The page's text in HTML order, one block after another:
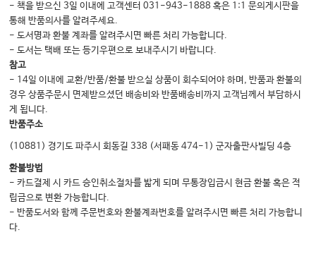
15. 수술 중(혹은 검사 시술) 환자에게 응급 상태가 발생한다면, 밖에서 기다리
던 보호자에게 어떻게 전해야 할까? 266
16. 진료 시，환자에게 설명을 하다가 이야기 핵심을 잃고 환자에게 어떤 질문
을 받았는지 깜빡했다면? 268
17. 강압적인 환자가 의사에게 대들면서 화가 치밀 정도로 건방지게 행동한다
면? 270
18. 의사에게 부담스러운 선물을 건네거나 돈 봉투를 건네면서 환자가 특혜를
20. 피치 못할 사정으로 병원이나 의사와 사이가 나빠진 환자가 인터넷 상에 병
원이나 의사를 비방하는 글을 쓰고 다니고, 병원 게시판을 음해성 글로 도배한다
면? 혹은 법원에 소송을 걸며 질이 안 좋게 나온다면 어떤 식으로 대처해야 할
까? 276
- 책을 받으신 3일 이내에 고객센터 031-943-1888 혹은 1:1 문의게시판을
통해 반품의사를 알려주세요.
- 도서명과 환불 계좌를 알려주시면 빠른 처리 가능합니다.
- 도서는 택배 또는 등기우편으로 보내주시기 바랍니다.
참고
- 14일 이내에 교환/반품/환불 받으실 상품이 회수되어야 하며, 반품과 환불의
경우 상품주문시 면제받으셨던 배송비와 반품배송비까지 고객님께서 부담하시
게 됩니다.
반품주소
(10881) 경기도 파주시 회동길 338 (서패동 474-1) 군자출판사빌딩 4층
환불방법
- 카드결제 시 카드 승인취소절차를 밟게 되며 무통장입금시 현금 환불 혹은 적
립금으로 변환 가능합니다.
- 반품도서와 함께 주문번호와 환불계좌번호를 알려주시면 빠른 처리 가능합니
다.